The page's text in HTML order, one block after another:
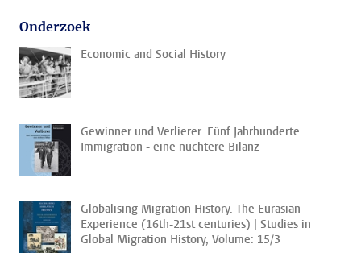
Onderzoek
Economic and Social History
Gewinner und Verlierer. Fünf Jahrhunderte
Immigration - eine nüchtere Bilanz
Globalising Migration History. The Eurasian
Experience (16th-21st centuries) | Studies in
Global Migration History, Volume: 15/3